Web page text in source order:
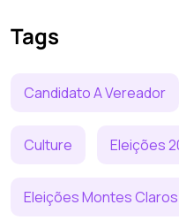
Tags
Candidato A Vereador
Culture Eleições
Eleições Montes Claros